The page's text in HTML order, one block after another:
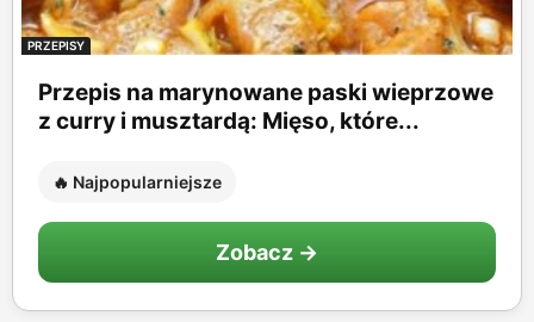
PRZEPISY
Przepis na marynowane paski wieprzowe
z curry i musztardą: Mięso, które...
🔥 Najpopularniejsze
Zobacz →